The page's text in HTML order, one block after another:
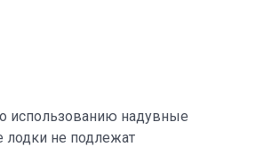
использованию надувные
лодки не подлежат